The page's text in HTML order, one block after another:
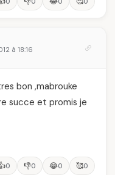
à 18:16
bon ,mabrouke
succe et promis je
0 👎0 😂0 🥰0